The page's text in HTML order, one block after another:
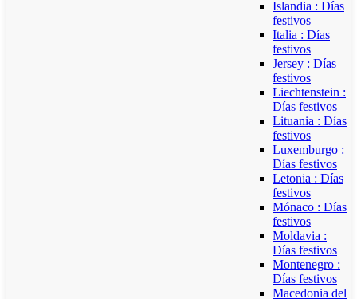
Islandia : Días
festivos
Italia : Días
festivos
Jersey : Días
festivos
Liechtenstein :
Días festivos
Lituania : Días
festivos
Luxemburgo :
Días festivos
Letonia : Días
festivos
Mónaco : Días
festivos
Moldavia :
Días festivos
Montenegro :
Días festivos
Macedonia del